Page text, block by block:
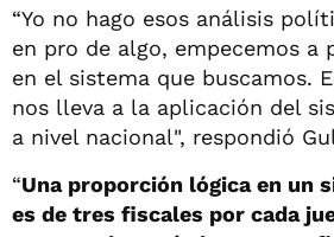
“Yo no hago esos análisis
en pro de algo, empecemos a
en el sistema que buscamos.
nos lleva a la aplicación del
a nivel nacional", respondió
“Una proporción lógica en un
es de tres fiscales por cada